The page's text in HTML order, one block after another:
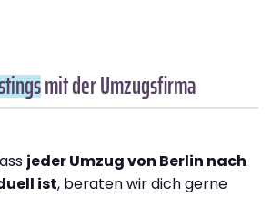
mit der Umzugsfirma
jeder Umzug von Berlin nach
ist, beraten wir dich gerne